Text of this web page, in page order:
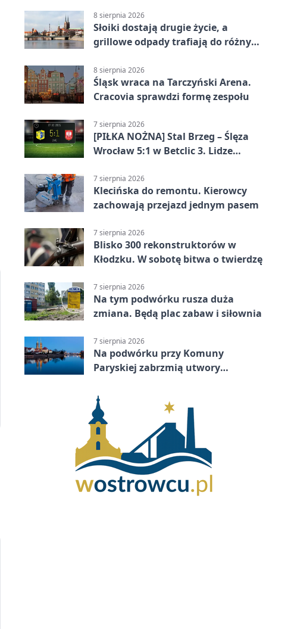
8 sierpnia 2026
Słoiki dostają drugie życie, a
grillowe odpady trafiają do różnych
8 sierpnia 2026
Śląsk wraca na Tarczyński Arena.
Cracovia sprawdzi formę zespołu
7 sierpnia 2026
[PIŁKA NOŻNA] Stal Brzeg – Ślęza
Wrocław 5:1 w Betclic 3. Lidze
porażka wrocławian
7 sierpnia 2026
Klecińska do remontu. Kierowcy
zachowają przejazd jednym pasem
7 sierpnia 2026
Blisko 300 rekonstruktorów w
Kłodzku. W sobotę bitwa o twierdzę
7 sierpnia 2026
Na tym podwórku rusza duża
zmiana. Będą plac zabaw i siłownia
7 sierpnia 2026
Na podwórku przy Komuny
Paryskiej zabrzmią utwory